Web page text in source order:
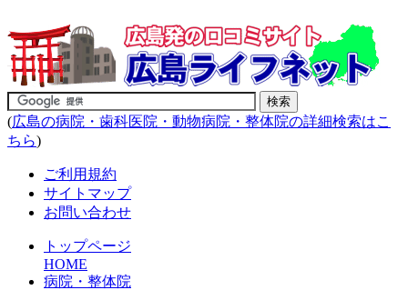
(広島の病院・歯科医院・動物病院・整体院の詳細検索はこ
ちら)
ご利用規約
サイトマップ
お問い合わせ
トップページ
HOME
病院・整体院